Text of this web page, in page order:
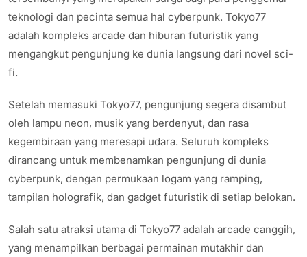
teknologi dan pecinta semua hal cyberpunk. Tokyo77
adalah kompleks arcade dan hiburan futuristik yang
mengangkut pengunjung ke dunia langsung dari novel sci-
fi.
Setelah memasuki Tokyo77, pengunjung segera disambut
oleh lampu neon, musik yang berdenyut, dan rasa
kegembiraan yang meresapi udara. Seluruh kompleks
dirancang untuk membenamkan pengunjung di dunia
cyberpunk, dengan permukaan logam yang ramping,
tampilan holografik, dan gadget futuristik di setiap belokan.
Salah satu atraksi utama di Tokyo77 adalah arcade canggih,
yang menampilkan berbagai permainan mutakhir dan